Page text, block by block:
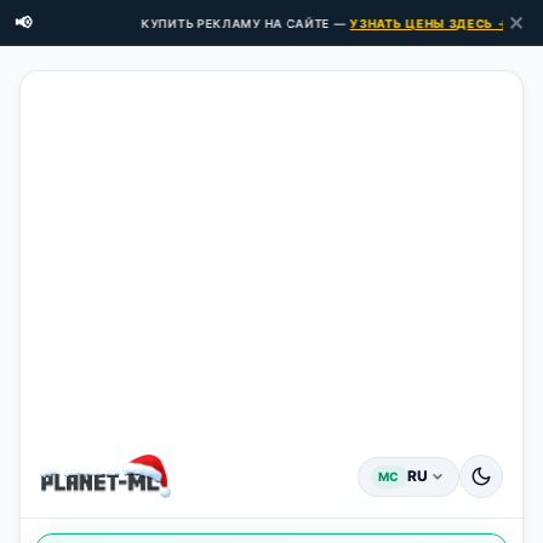
📢 КУПИТЬ РЕКЛАМУ НА САЙТЕ —УЗНАТЬ ЦЕНЫ ЗДЕСЬ → ✕
MC RU